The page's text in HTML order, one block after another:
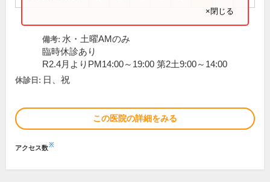
×閉じる
備考: 水・土曜AMのみ
臨時休診あり
R2.4月よりPM14:00～19:00 第2土9:00～14:00
休診日: 日、祝
この医院の詳細をみる
アクセス数※